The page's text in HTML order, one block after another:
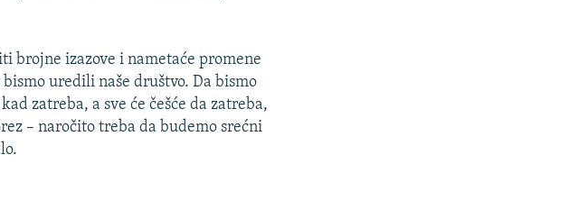
brojne izazove i nametaće promene
uredili naše društvo. Da bismo
zatreba, a sve će češće da zatreba,
– naročito treba da budemo srećni